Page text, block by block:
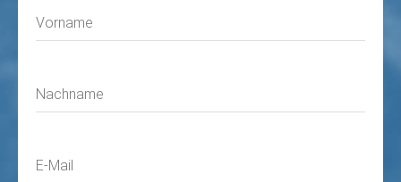
Vorname
Nachname
E-Mail